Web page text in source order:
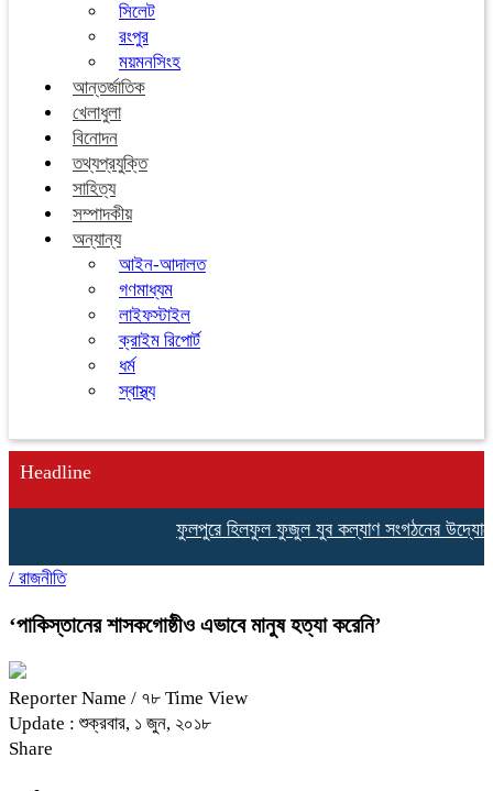
সিলেট
রংপুর
ময়মনসিংহ
আন্তর্জাতিক
খেলাধুলা
বিনোদন
তথ্যপ্রযুক্তি
সাহিত্য
সম্পাদকীয়
অন্যান্য
আইন-আদালত
গণমাধ্যম
লাইফস্টাইল
ক্রাইম রিপোর্ট
ধর্ম
স্বাস্থ্য
Headline
ফুলপুরে হিলফুল ফুজুল যুব কল্যাণ সংগঠনের উদ্যোগে
/ রাজনীতি
‘পাকিস্তানের শাসকগোষ্ঠীও এভাবে মানুষ হত্যা করেনি’
Reporter Name / ৭৮ Time View
Update : শুক্রবার, ১ জুন, ২০১৮
Share